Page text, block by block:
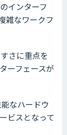
インターフ
雑なワークフ
さに重点を
ーフェースが
なハードウ
ビスとなって